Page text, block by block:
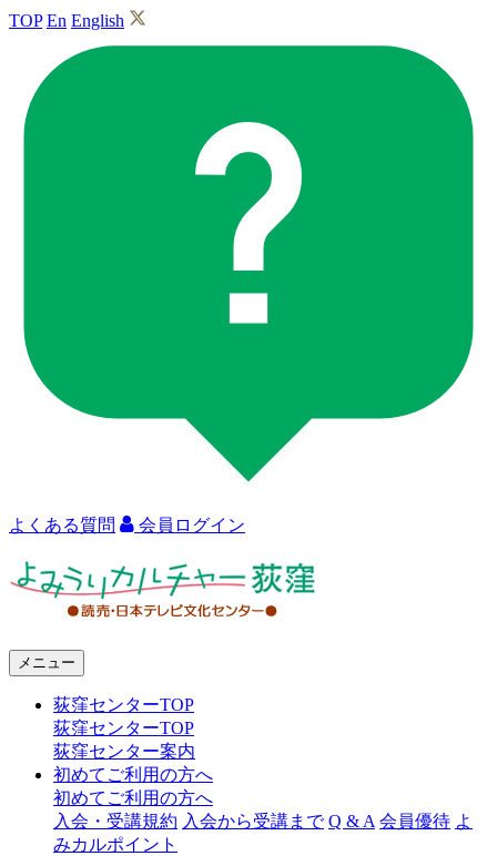
TOP En English
よくある質問 会員ログイン
ャ
メニュー
荻窪センターTOP
荻窪センターTOP
荻窪センター案内
初めてご利用の方へ
初めてご利用の方へ
入会・受講規約 入会から受講まで Q & A 会員優待 よ
みカルポイント